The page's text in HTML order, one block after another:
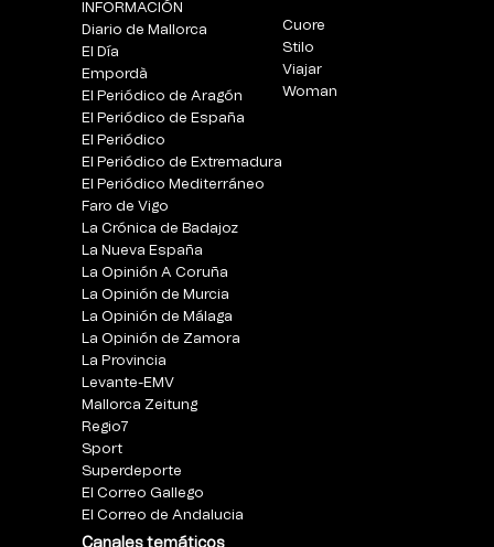
INFORMACIÓN
Diario de Mallorca
El Día
Empordà
El Periódico de Aragón
El Periódico de España
El Periódico
El Periódico de Extremadura
El Periódico Mediterráneo
Faro de Vigo
La Crónica de Badajoz
La Nueva España
La Opinión A Coruña
La Opinión de Murcia
La Opinión de Málaga
La Opinión de Zamora
La Provincia
Levante-EMV
Mallorca Zeitung
Regio7
Sport
Superdeporte
El Correo Gallego
El Correo de Andalucia
Canales temáticos
Cuore
Stilo
Viajar
Woman